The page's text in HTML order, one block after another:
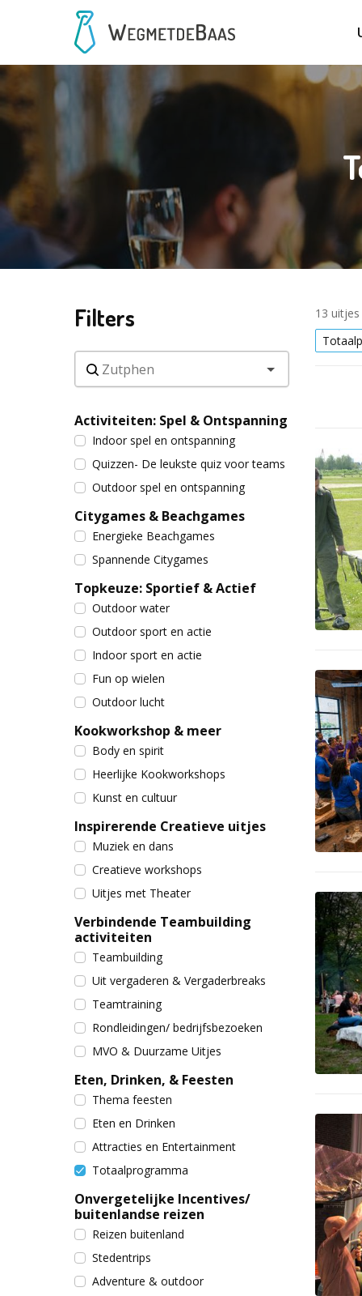
Filters
Activiteiten: Spel & Ontspanning
Indoor spel en ontspanning
Quizzen- De leukste quiz voor teams
Outdoor spel en ontspanning
Citygames & Beachgames
Energieke Beachgames
Spannende Citygames
Topkeuze: Sportief & Actief
Outdoor water
Outdoor sport en actie
Indoor sport en actie
Fun op wielen
Outdoor lucht
Kookworkshop & meer
Body en spirit
Heerlijke Kookworkshops
Kunst en cultuur
Inspirerende Creatieve uitjes
Muziek en dans
Creatieve workshops
Uitjes met Theater
Verbindende Teambuilding
activiteiten
Teambuilding
Uit vergaderen & Vergaderbreaks
Teamtraining
Rondleidingen/ bedrijfsbezoeken
MVO & Duurzame Uitjes
Eten, Drinken, & Feesten
Thema feesten
Eten en Drinken
Attracties en Entertainment
Totaalprogramma
Onvergetelijke Incentives/
buitenlandse reizen
Reizen buitenland
Stedentrips
Adventure & outdoor
13